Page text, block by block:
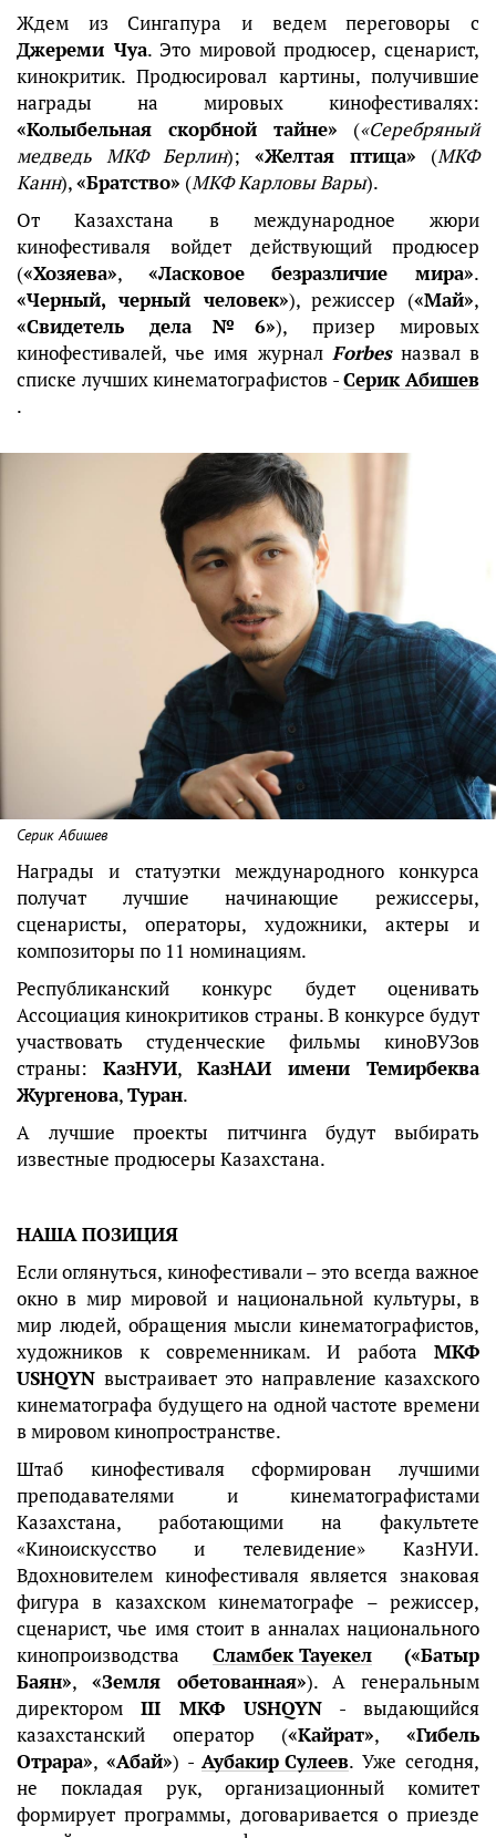
Ждем из Сингапура и ведем переговоры с
Джереми Чуа. Это мировой продюсер, сценарист,
кинокритик. Продюсировал картины, получившие
награды на мировых кинофестивалях:
«Колыбельная скорбной тайне» («Серебряный
медведь МКФ Берлин); «Желтая птица» (МКФ
Канн),«Братство» (МКФ Карловы Вары).
От Казахстана в международное жюри
кинофестиваля войдет действующий продюсер
(«Хозяева», «Ласковое безразличие мира».
«Черный, черный человек»), режиссер («Май»,
«Свидетель дела№6»), призер мировых
кинофестивалей, чье имя журнал Forbesназвал в
списке лучших кинематографистов -Серик Абишев
.
Серик Абишев
Награды и статуэтки международного конкурса
получат лучшие начинающие режиссеры,
сценаристы, операторы, художники, актеры и
композиторы по 11 номинациям.
Республиканский конкурс будет оценивать
Ассоциация кинокритиков страны. В конкурсе будут
участвовать студенческие фильмы киноВУЗов
страны: КазНУИ, КазНАИ имени Темирбеква
Жургенова,Туран.
А лучшие проекты питчинга будут выбирать
известные продюсеры Казахстана.
НАША ПОЗИЦИЯ
Если оглянуться, кинофестивали – это всегда важное
окно в мир мировой и национальной культуры, в
мир людей, обращения мысли кинематографистов,
художников к современникам. И работа МКФ
USHQYN выстраивает это направление казахского
кинематографа будущего на одной частоте времени
в мировом кинопространстве.
Штаб кинофестиваля сформирован лучшими
преподавателями и кинематографистами
Казахстана, работающими на факультете
«Киноискусство и телевидение» КазНУИ.
Вдохновителем кинофестиваля является знаковая
фигура в казахском кинематографе – режиссер,
сценарист, чье имя стоит в анналах национального
кинопроизводства Сламбек Тауекел
(«Батыр
Баян», «Земля обетованная»). А генеральным
директором III МКФ USHQYN - выдающийся
казахстанский оператор («Кайрат»,«Гибель
Отрара», «Абай») -Аубакир Сулеев. Уже сегодня,
не покладая рук, организационный комитет
формирует программы, договаривается о приезде